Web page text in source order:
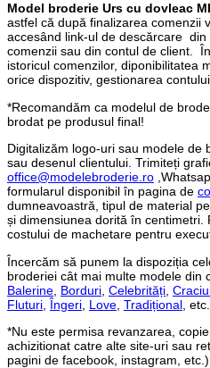
Model broderie Urs cu dovleac
astfel că după finalizarea comenzii
accesând link-ul de descărcare
comenzii sau din contul de client.
istoricul comenzilor, diponibilitatea
orice dispozitiv, gestionarea
*Recomandăm ca modelul de
brodat pe produsul final!
Digitalizăm logo-uri sau modele de
sau desenul clientului. Trimiteți
office@modelebroderie.ro
formularul disponibil în pagina de
dumneavoastră, tipul de material
și dimensiunea dorită în centimetri.
costului de machetare pentru
Încercăm să punem la dispoziția
broderiei cât mai multe modele din
Balerine Borduri Celebrități
Fluturi ,Îngeri Love Tradițional , etc.
*Nu este permisa revanzarea,
achizitionat catre alte site-uri sau
pagini de facebook, instagram, etc.).